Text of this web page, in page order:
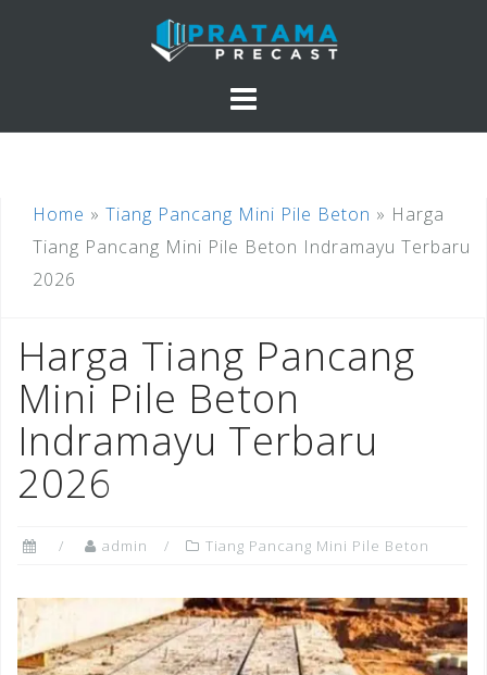
Home » Tiang Pancang Mini Pile Beton » Harga
Tiang Pancang Mini Pile Beton Indramayu Terbaru
2026
Harga Tiang Pancang
Mini Pile Beton
Indramayu Terbaru
2026
admin Tiang Pancang Mini Pile Beton